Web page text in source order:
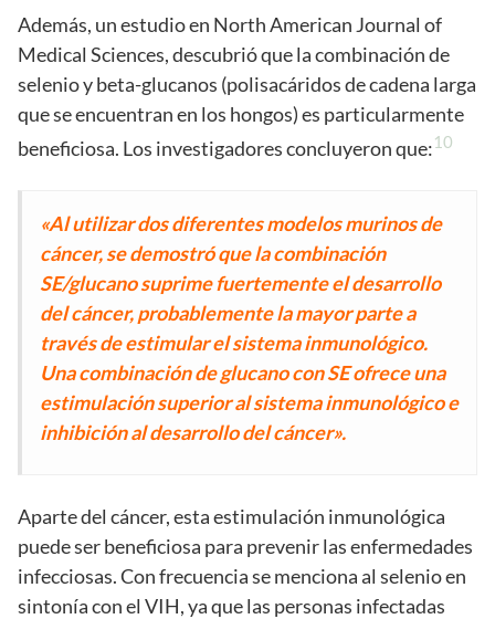
Además, un estudio en North American Journal of
Medical Sciences, descubrió que la combinación de
selenio y beta-glucanos (polisacáridos de cadena larga
que se encuentran en los hongos) es particularmente
beneficiosa. Los investigadores concluyeron que:10
«Al utilizar dos diferentes modelos murinos de
cáncer, se demostró que la combinación
SE/glucano suprime fuertemente el desarrollo
del cáncer, probablemente la mayor parte a
través de estimular el sistema inmunológico.
Una combinación de glucano con SE ofrece una
estimulación superior al sistema inmunológico e
inhibición al desarrollo del cáncer».
Aparte del cáncer, esta estimulación inmunológica
puede ser beneficiosa para prevenir las enfermedades
infecciosas. Con frecuencia se menciona al selenio en
sintonía con el VIH, ya que las personas infectadas